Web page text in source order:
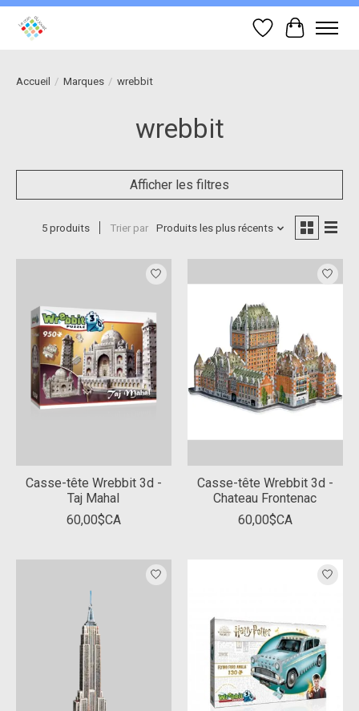
Liste dePanier
Accueil / Marques / wrebbit
wrebbit
Afficher les filtres
5 produits Trier par Produits les plus récents
Casse-tête Wrebbit 3d -
Taj Mahal
60,00$CA
Casse-tête Wrebbit 3d -
Chateau Frontenac
60,00$CA